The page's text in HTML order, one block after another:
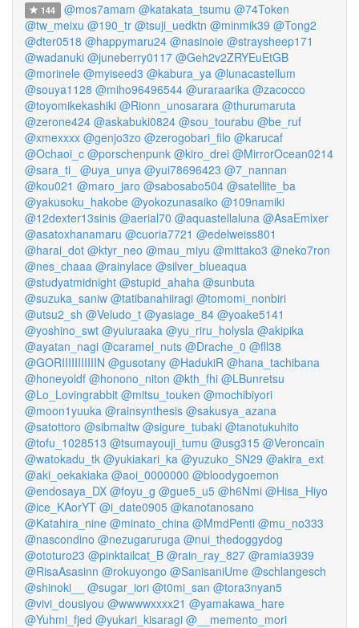
144 @mos7amam @katakata_tsumu @74Token
@tw_meixu @190_tr @tsuji_uedktn @minmik39 @Tong2
@dter0518 @happymaru24 @nasinoie @straysheep171
@wadanuki @juneberry0117 @Geh2v2ZRYEuEtGB
@morinele @myiseed3 @kabura_ya @lunacastellum
@souya1128 @miho96496544 @uraraarika @zacocco
@toyomikekashiki @Rionn_unosarara @thurumaruta
@zerone424 @askabuki0824 @sou_tourabu @be_ruf
@xmexxxx @genjo3zo @zerogobari_filo @karucaf
@Ochaoi_c @porschenpunk @kiro_drei @MirrorOcean0214
@sara_ti_ @uya_unya @yui78696423 @7_nannan
@kou021 @maro_jaro @sabosabo504 @satellite_ba
@yakusoku_hakobe @yokozunasaiko @109namiki
@12dexter13sinis @aerial70 @aquastellaluna @AsaEmixer
@asatoxhanamaru @cuoria7721 @edelweiss801
@harai_dot @ktyr_neo @mau_miyu @mittako3 @neko7ron
@nes_chaaa @rainylace @silver_blueaqua
@studyatmidnight @stupid_ahaha @sunbuta
@suzuka_saniw @tatibanahiiragi @tomomi_nonbiri
@utsu2_sh @Veludo_t @yasiage_84 @yoake5141
@yoshino_swt @yuiuraaka @yu_riru_holysla @akipika
@ayatan_nagi @caramel_nuts @Drache_0 @fll38
@GORIIIIIIIIIIIN @gusotany @HadukiR @hana_tachibana
@honeyoldf @honono_niton @kth_fhi @LBunretsu
@Lo_Lovingrabbit @mitsu_touken @mochibiyori
@moon1yuuka @rainsynthesis @sakusya_azana
@satottoro @sibmaltw @sigure_tubaki @tanotukuhito
@tofu_1028513 @tsumayouji_tumu @usg315 @Veroncain
@watokadu_tk @yukiakari_ka @yuzuko_SN29 @akira_ext
@aki_oekakiaka @aoi_0000000 @bloodygoemon
@endosaya_DX @foyu_g @gue5_u5 @h6Nmi @Hisa_Hiyo
@ice_KAorYT @i_date0905 @kanotanosano
@Katahira_nine @minato_china @MmdPenti @mu_no333
@nascondino @nezugaruruga @nui_thedoggydog
@ototuro23 @pinktailcat_B @rain_ray_827 @ramia3939
@RisaAsasinn @rokuyongo @SanisaniUme @schlangesch
@shinoki__
@sugar_iori @t0mi_san @tora3nyan5
@vivi_dousiyou @wwwwxxxx21 @yamakawa_hare
@Yuhmi_fjed @yukari_kisaragi @__memento_mori